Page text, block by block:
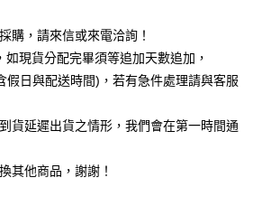
遠東國際商業銀行
永豐商業銀行
中國信託商業銀行
華泰商業銀行
遠東國際商業銀行
永豐商業銀行
兆豐國際商業銀行
台中商業銀行
華泰商業銀行
遠東國際商業銀行
星展（台灣）商業銀行
購，請來信或來電洽詢！
現貨分配完畢須等追加天數追加，
假日與配送時間)，若有急件處理請與客服
貨延遲出貨之情形，我們會在第一時間通
其他商品，謝謝！